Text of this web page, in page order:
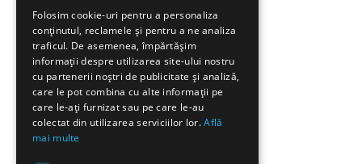
Folosim cookie-uri pentru a personaliza
conținutul, reclamele și pentru a ne analiza
traficul. De asemenea, împărtășim
informații despre utilizarea site-ului nostru
cu partenerii noștri de publicitate și analiză,
care le pot combina cu alte informații pe
care le-ați furnizat sau pe care le-au
colectat din utilizarea serviciilor lor.Află
mai multe